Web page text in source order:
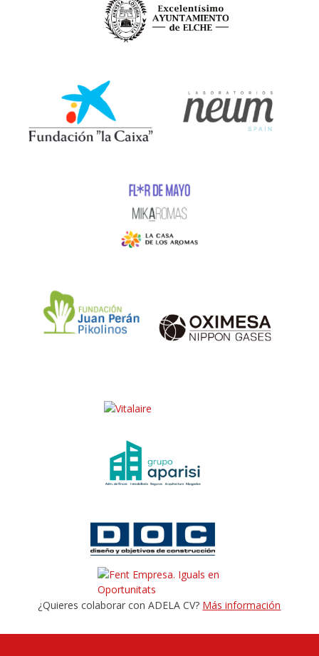
¿Quieres colaborar con ADELA CV? Más información